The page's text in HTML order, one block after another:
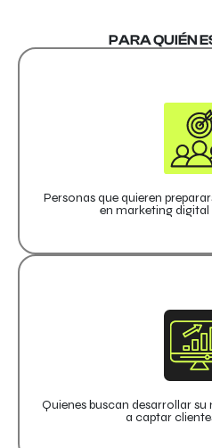
PARA QUIÉN
Personas que quieren
en marketing digital
Quienes buscan desarrollar
a captar